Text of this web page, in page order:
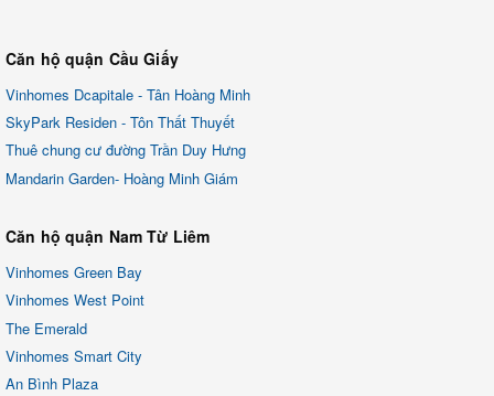
Căn hộ quận Cầu Giấy
Vinhomes Dcapitale - Tân Hoàng Minh
SkyPark Residen - Tôn Thất Thuyết
Thuê chung cư đường Trần Duy Hưng
Mandarin Garden- Hoàng Minh Giám
Căn hộ quận Nam Từ Liêm
Vinhomes Green Bay
Vinhomes West Point
The Emerald
Vinhomes Smart City
An Bình Plaza